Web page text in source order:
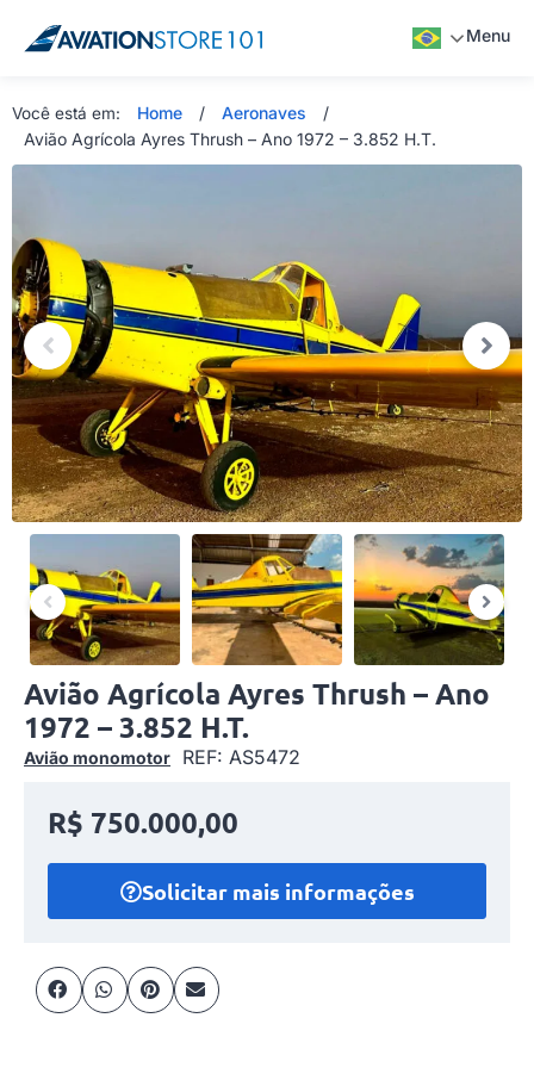
Menu
Você está em: Home / Aeronaves
/
Avião Agrícola Ayres Thrush – Ano 1972 – 3.852 H.T.
Avião Agrícola Ayres Thrush – Ano
1972 – 3.852 H.T.
Avião monomotor REF: AS5472
R$ 750.000,00
Solicitar mais informações